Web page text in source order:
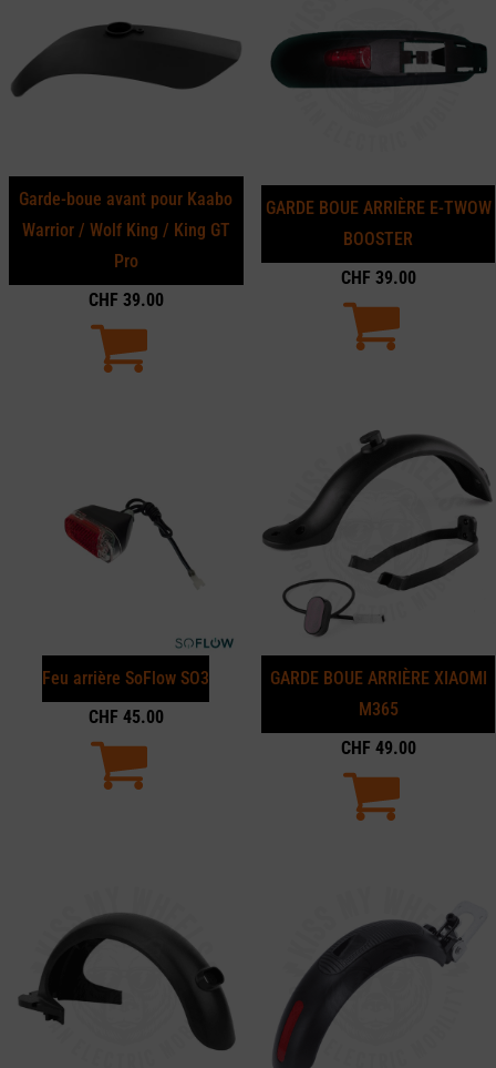
Garde-boue avant pour Kaabo
Warrior / Wolf King / King GT
Pro
CHF 39.00
GARDE BOUE ARRIÈRE E-TWOW
BOOSTER
CHF 39.00
Feu arrière SoFlow SO3
CHF 45.00
GARDE BOUE ARRIÈRE XIAOMI
M365
CHF 49.00